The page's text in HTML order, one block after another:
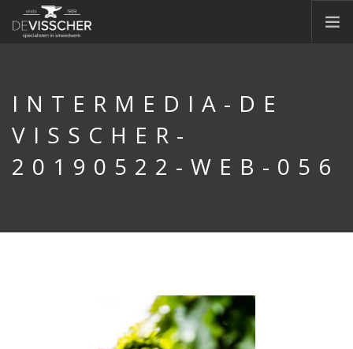
OVER ONS
CONTAINERS
CONSTRUCTIE
DOORZOEK WEBSITE
INTERMEDIA-DE
VISSCHER-
20190522-WEB-056